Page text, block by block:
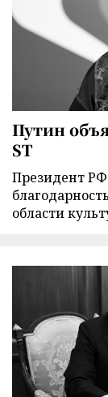
Путин
ST
Президент
области